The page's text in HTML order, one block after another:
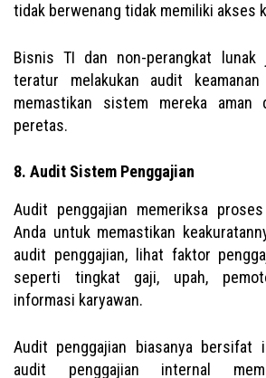
tidak berwenang tidak memiliki akses
Bisnis TI dan non-perangkat lunak
teratur melakukan audit
memastikan sistem mereka aman
peretas.
8. Audit Sistem Penggajian
Audit penggajian memeriksa
Anda untuk memastikan
audit penggajian, lihat faktor
seperti tingkat gaji, upah,
informasi karyawan.
Audit penggajian biasanya bersifat
audit penggajian internal